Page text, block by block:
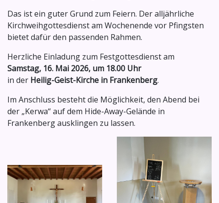
Das ist ein guter Grund zum Feiern. Der alljährliche
Kirchweihgottesdienst am Wochenende vor Pfingsten
bietet dafür den passenden Rahmen.
Herzliche Einladung zum Festgottesdienst am
Samstag, 16. Mai 2026, um 18.00 Uhr
in der Heilig-Geist-Kirche in Frankenberg.
Im Anschluss besteht die Möglichkeit, den Abend bei
der „Kerwa“ auf dem Hide-Away-Gelände in
Frankenberg ausklingen zu lassen.